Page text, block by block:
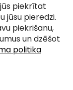
piekrītat
jūsu pieredzi.
piekrišanu,
un dzēšot
politika